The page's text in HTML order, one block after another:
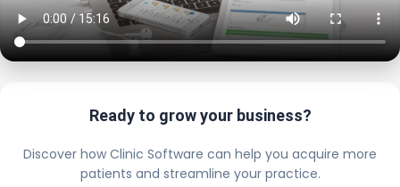
Ready to grow your business?
Discover how Clinic Software can help you acquire more
patients and streamline your practice.